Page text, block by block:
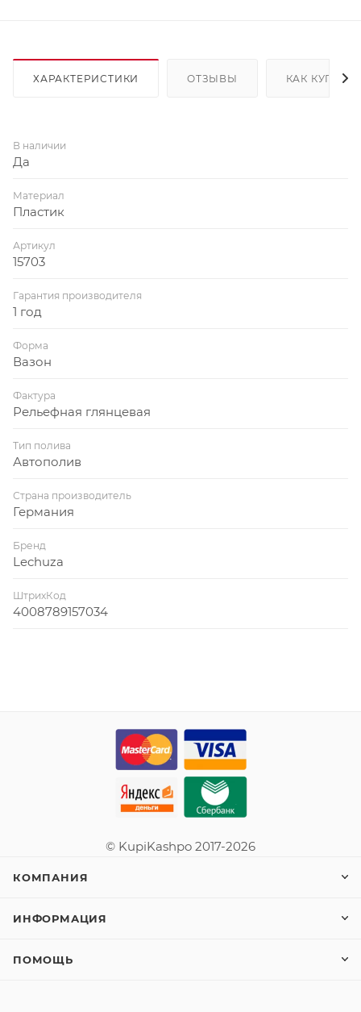
ХАРАКТЕРИСТИКИ ОТЗЫВЫ КАК КУПИТЬ
В наличии
Да
Материал
Пластик
Артикул
15703
Гарантия производителя
1 год
Форма
Вазон
Фактура
Рельефная глянцевая
Тип полива
Автополив
Страна производитель
Германия
Бренд
Lechuza
ШтрихКод
4008789157034
© KupiKashpo 2017-2026
КОМПАНИЯ
ИНФОРМАЦИЯ
ПОМОЩЬ